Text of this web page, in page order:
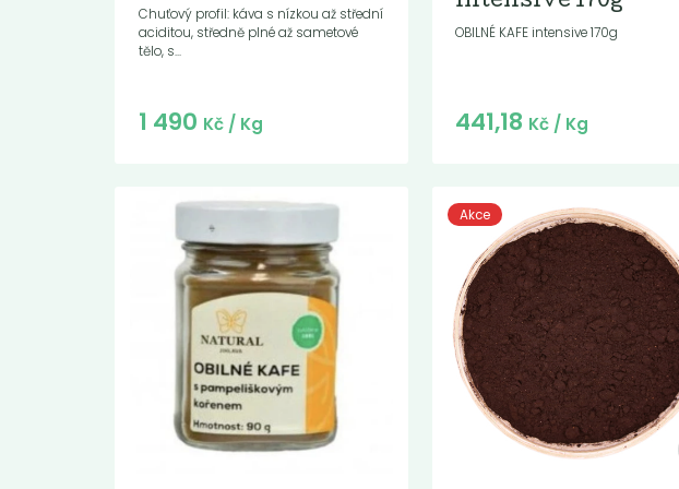
Chuťový profil: káva s nízkou až střední
aciditou, středně plné až sametové
tělo, s...
Do košíku:
1 490 Kč/ Kg
OBILNÉ KAFE intensive 170g
441,18 Kč / Kg
Akce